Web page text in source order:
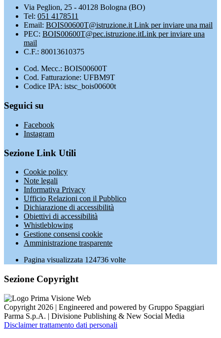
Via Peglion, 25 - 40128 Bologna (BO)
Tel: 051 4178511
Email: BOIS00600T@istruzione.it Link per inviare una mail
PEC: BOIS00600T@pec.istruzione.itLink per inviare una
mail
C.F.: 80013610375
Cod. Mecc.: BOIS00600T
Cod. Fatturazione: UFBM9T
Codice IPA: istsc_bois00600t
Seguici su
Facebook
Instagram
Sezione Link Utili
Cookie policy
Note legali
Informativa Privacy
Ufficio Relazioni con il Pubblico
Dichiarazione di accessibilità
Obiettivi di accessibilità
Whistleblowing
Gestione consensi cookie
Amministrazione trasparente
Pagina visualizzata 124736 volte
Sezione Copyright
Copyright 2026 | Engineered and powered by Gruppo Spaggiari
Parma S.p.A. | Divisione Publishing & New Social Media
Disclaimer trattamento dati personali